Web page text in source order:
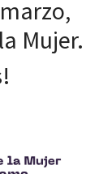
Mujer.